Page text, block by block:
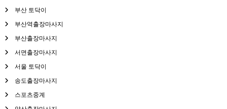
부산 토닥이
부산역출장마사지
부산출장마사지
서면출장마사지
서울 토닥이
송도출장마사지
스포츠중계